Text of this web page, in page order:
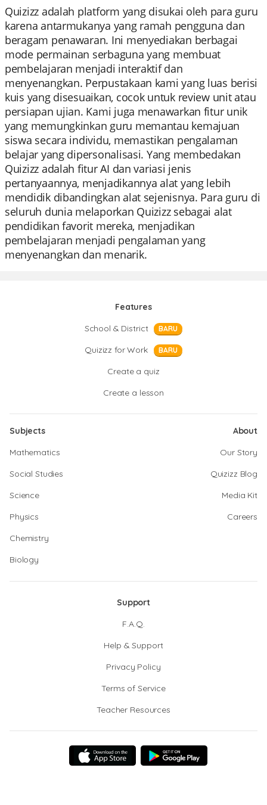
Quizizz adalah platform yang disukai oleh para guru
karena antarmukanya yang ramah pengguna dan
beragam penawaran. Ini menyediakan berbagai
mode permainan serbaguna yang membuat
pembelajaran menjadi interaktif dan
menyenangkan. Perpustakaan kami yang luas berisi
kuis yang disesuaikan, cocok untuk review unit atau
persiapan ujian. Kami juga menawarkan fitur unik
yang memungkinkan guru memantau kemajuan
siswa secara individu, memastikan pengalaman
belajar yang dipersonalisasi. Yang membedakan
Quizizz adalah fitur AI dan variasi jenis
pertanyaannya, menjadikannya alat yang lebih
mendidik dibandingkan alat sejenisnya. Para guru di
seluruh dunia melaporkan Quizizz sebagai alat
pendidikan favorit mereka, menjadikan
pembelajaran menjadi pengalaman yang
menyenangkan dan menarik.
Features
School & District
BARU
Quizizz for Work BARU
Create a quiz
Create a lesson
Subjects
Mathematics
Social Studies
Science
Physics
Chemistry
Biology
About
Our Story
Quizizz Blog
Media Kit
Careers
Support
F.A.Q.
Help & Support
Privacy Policy
Terms of Service
Teacher Resources